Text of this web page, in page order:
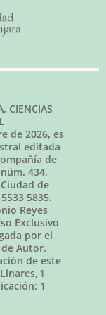
CIENCIAS
de 2026, es
editada
de
434,
de
5835.
Reyes
Exclusivo
por el
Autor.
de este
1
1